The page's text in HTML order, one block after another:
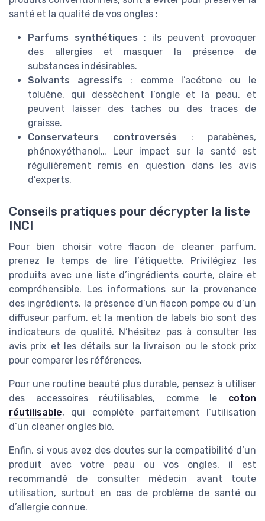
santé et la qualité de vos ongles :
Parfums synthétiques : ils peuvent provoquer
des allergies et masquer la présence de
substances indésirables.
Solvants agressifs : comme l’acétone ou le
toluène, qui dessèchent l’ongle et la peau, et
peuvent laisser des taches ou des traces de
graisse.
Conservateurs controversés : parabènes,
phénoxyéthanol… Leur impact sur la santé est
régulièrement remis en question dans les avis
d’experts.
Conseils pratiques pour décrypter la liste
INCI
Pour bien choisir votre flacon de cleaner parfum,
prenez le temps de lire l’étiquette. Privilégiez les
produits avec une liste d’ingrédients courte, claire et
compréhensible. Les informations sur la provenance
des ingrédients, la présence d’un flacon pompe ou d’un
diffuseur parfum, et la mention de labels bio sont des
indicateurs de qualité. N’hésitez pas à consulter les
avis prix et les détails sur la livraison ou le stock prix
pour comparer les références.
Pour une routine beauté plus durable, pensez à utiliser
des accessoires réutilisables, comme le coton
réutilisable, qui complète parfaitement l’utilisation
d’un cleaner ongles bio.
Enfin, si vous avez des doutes sur la compatibilité d’un
produit avec votre peau ou vos ongles, il est
recommandé de consulter médecin avant toute
utilisation, surtout en cas de problème de santé ou
d’allergie connue.